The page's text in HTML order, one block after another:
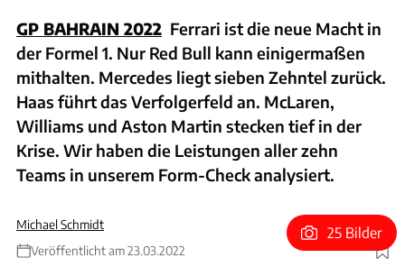
GP BAHRAIN 2022 Ferrari ist die neue Macht in
der Formel 1. Nur Red Bull kann einigermaßen
mithalten. Mercedes liegt sieben Zehntel zurück.
Haas führt das Verfolgerfeld an. McLaren,
Williams und Aston Martin stecken tief in der
Krise. Wir haben die Leistungen aller zehn
Teams in unserem Form-Check analysiert.
Michael Schmidt
Veröffentlicht am 23.03.2022
Foto: Motorsport Images
25 Bilder